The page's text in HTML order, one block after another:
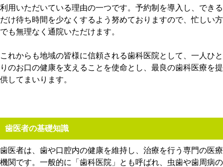
利用いただいている理由の一つです。予約制を導入し、できる
だけ待ち時間を少なくするよう努めておりますので、忙しい方
でも無理なく通院いただけます。
これからも地域の皆様に信頼される歯科医院として、一人ひと
りのお口の健康を支えることを使命とし、最良の歯科医療を提
供してまいります。
歯医者の基礎知識
歯医者は、歯や口腔内の健康を維持し、治療を行う専門の医療
機関です。一般的に「歯科医院」とも呼ばれ、虫歯や歯周病の